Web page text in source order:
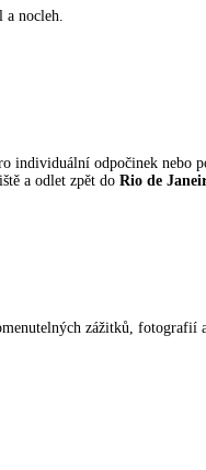
a nocleh.
individuální odpočinek nebo
a odlet zpět do Rio de
zážitků, fotografií